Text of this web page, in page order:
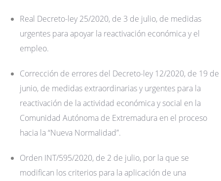
Real Decreto-ley 25/2020, de 3 de julio, de medidas
urgentes para apoyar la reactivación económica y el
empleo.
Corrección de errores del Decreto-ley 12/2020, de 19 de
junio, de medidas extraordinarias y urgentes para la
reactivación de la actividad económica y social en la
Comunidad Autónoma de Extremadura en el proceso
hacia la “Nueva Normalidad”.
Orden INT/595/2020, de 2 de julio, por la que se
modifican los criterios para la aplicación de una